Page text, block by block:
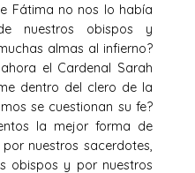
Fátima no nos lo había
nuestros obispos y
almas al infierno?
el Cardenal Sarah
dentro del clero de la
se cuestionan su fe?
la mejor forma de
nuestros sacerdotes,
obispos y por nuestros